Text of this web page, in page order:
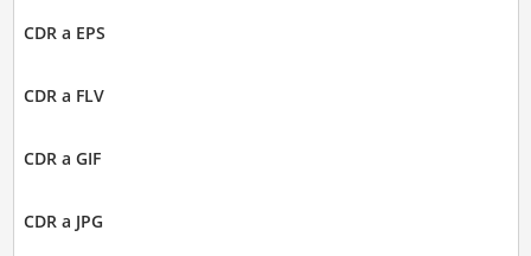
CDR a EPS
CDR a FLV
CDR a GIF
CDR a JPG